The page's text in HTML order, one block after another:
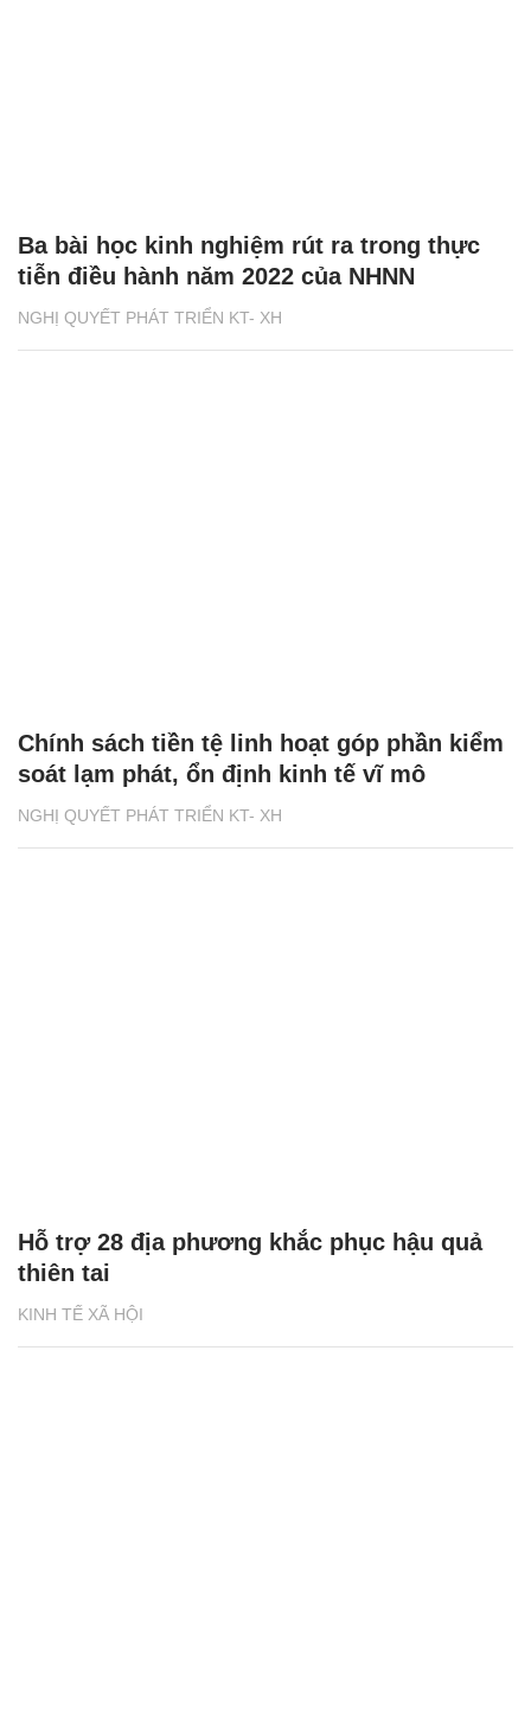
NGHỊ QUYẾT PHÁT TRIỂN KT- XH
Ba bài học kinh nghiệm rút ra trong thực
tiễn điều hành năm 2022 của NHNN
NGHỊ QUYẾT PHÁT TRIỂN KT- XH
Chính sách tiền tệ linh hoạt góp phần kiểm
soát lạm phát, ổn định kinh tế vĩ mô
KINH TẾ XÃ HỘI
Hỗ trợ 28 địa phương khắc phục hậu quả
thiên tai